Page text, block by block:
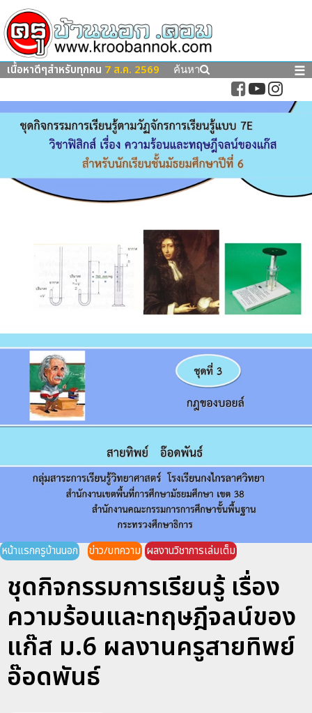
เนื้อหาดีๆสำหรับทุกคน 7 ส.ค. 2569 ค้นหา ☰
หน้าแรกครูบ้านนอก ข่าว/บทความ ผลงานวิชาการเล่มเต็ม
ชุดกิจกรรมการเรียนรู้ เรื่อง
ความร้อนและทฤษฎีจลน์ของ
แก๊ส ม.6 ผลงานครูสายทิพย์
อ๊อดพันธ์